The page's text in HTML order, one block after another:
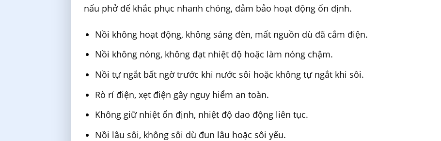
nấu phở để khắc phục nhanh chóng, đảm bảo hoạt động ổn định.
Nồi không hoạt động, không sáng đèn, mất nguồn dù đã cắm điện.
Nồi không nóng, không đạt nhiệt độ hoặc làm nóng chậm.
Nồi tự ngắt bất ngờ trước khi nước sôi hoặc không tự ngắt khi sôi.
Rò rỉ điện, xẹt điện gây nguy hiểm an toàn.
Không giữ nhiệt ổn định, nhiệt độ dao động liên tục.
Nồi lâu sôi, không sôi dù đun lâu hoặc sôi yếu.